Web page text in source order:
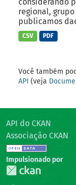
considerando
regional,
publicamos
CSV PDF
Você também
API (veja
API do CKAN
Associação CKAN
Impulsionado por